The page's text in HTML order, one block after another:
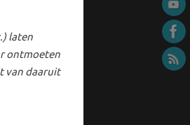
laten
ontmoeten
van daaruit